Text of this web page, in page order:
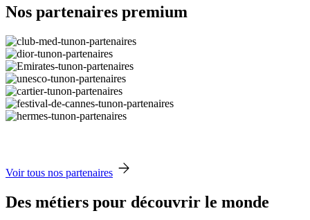
Nos partenaires premium
Voir tous nos partenaires
Des métiers pour découvrir le monde